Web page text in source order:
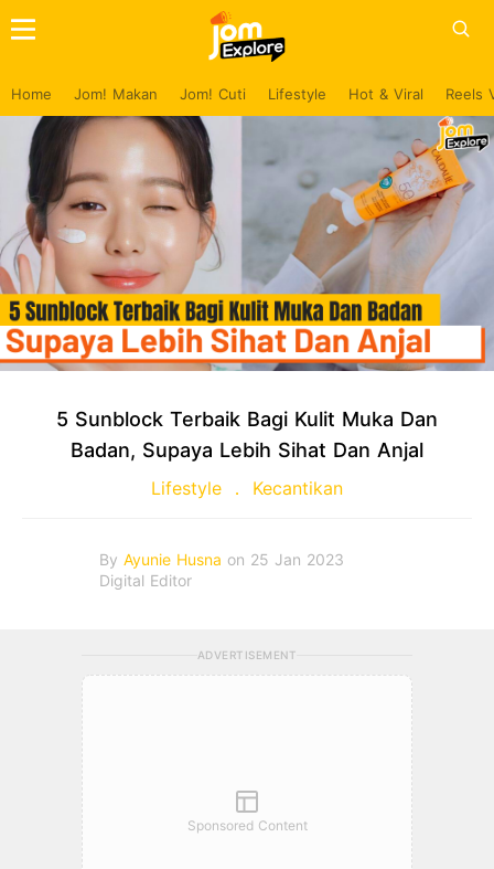
Home Jom! Makan Jom! Cuti Lifestyle Hot & Viral Reels
5 Sunblock Terbaik Bagi Kulit Muka Dan
Badan, Supaya Lebih Sihat Dan Anjal
Lifestyle Kecantikan
By Ayunie Husna on 25 Jan 2023
Digital Editor
ADVERTISEMENT
Sponsored Content